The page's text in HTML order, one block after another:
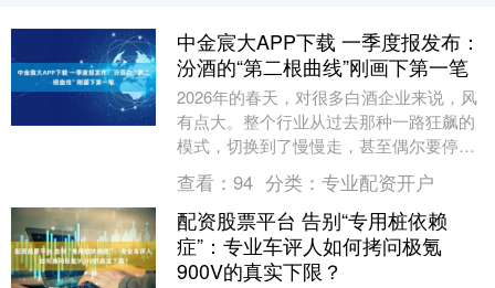
中金宸大APP下载 一季度报发布：
汾酒的“第二根曲线”刚画下第一笔
2026年的春天，对很多白酒企业来说，风
有点大。整个行业从过去那种一路狂飙的
模式，切换到了慢慢走，甚至偶尔要停一
停的节奏。 4月29日，山西汾酒交出第一
季度成绩....
查看： 94 分类： 专业配资开户
配资股票平台 告别“专用桩依赖
症”：专业车评人如何拷问极氪
900V的真实下限？